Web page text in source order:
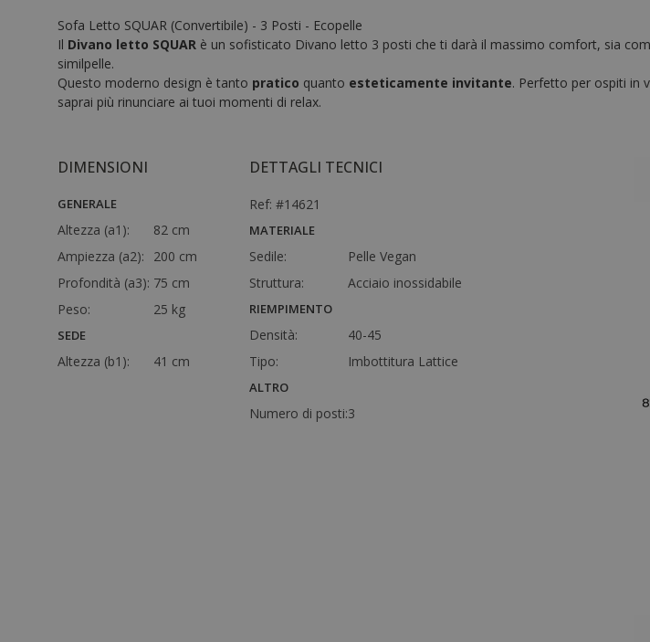
Sofa Letto SQUAR (Convertibile) - 3 Posti - Ecopelle
Il Divano letto SQUAR è un sofisticato Divano letto 3 posti che ti darà il massimo comfort, sia
similpelle.
Questo moderno design è tanto pratico quanto esteticamente invitante. Perfetto per ospiti in
saprai più rinunciare ai tuoi momenti di relax.
DIMENSIONI
GENERALE
Altezza (a1):
82 cm
Ampiezza (a2):
200 cm
Profondità (a3): 75 cm
Peso:
25 kg
SEDE
Altezza (b1): 41 cm
DETTAGLI TECNICI
Ref: #14621
MATERIALE
Sedile:
Pelle Vegan
Struttura:
Acciaio inossidabile
RIEMPIMENTO
Densità:
40-45
Tipo:
Imbottitura Lattice
ALTRO
Numero di posti:3